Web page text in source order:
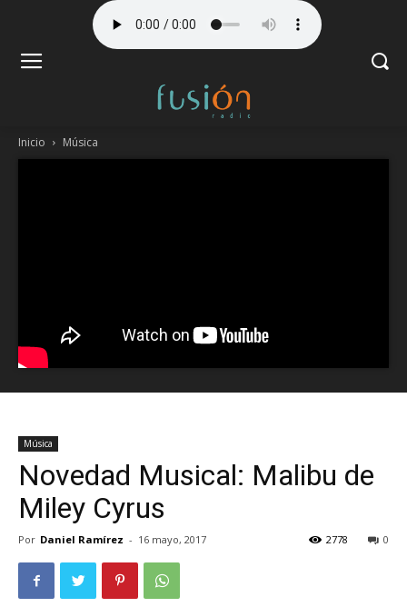
Inicio Música
Música
Novedad Musical: Malibu de
Miley Cyrus
Por Daniel Ramírez - 16 mayo, 2017 0
2778